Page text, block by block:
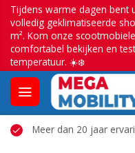
Tijdens warme dagen bent
volledig geklimatiseerde
m². Kom onze
comfortabel bekijken en
temperatuur. ☀️❄️
Meer dan 20 jaar